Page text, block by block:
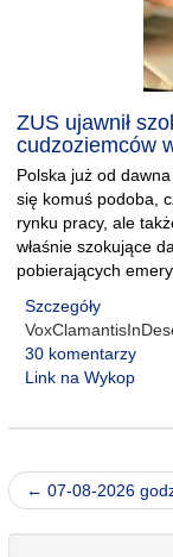
ZUS ujawnił
cudzoziemców
Polska już od
się komuś podoba,
rynku pracy, ale
właśnie szokujące
pobierających
Szczegóły
30 komentarzy
Link na Wykop
← 07-08-2026